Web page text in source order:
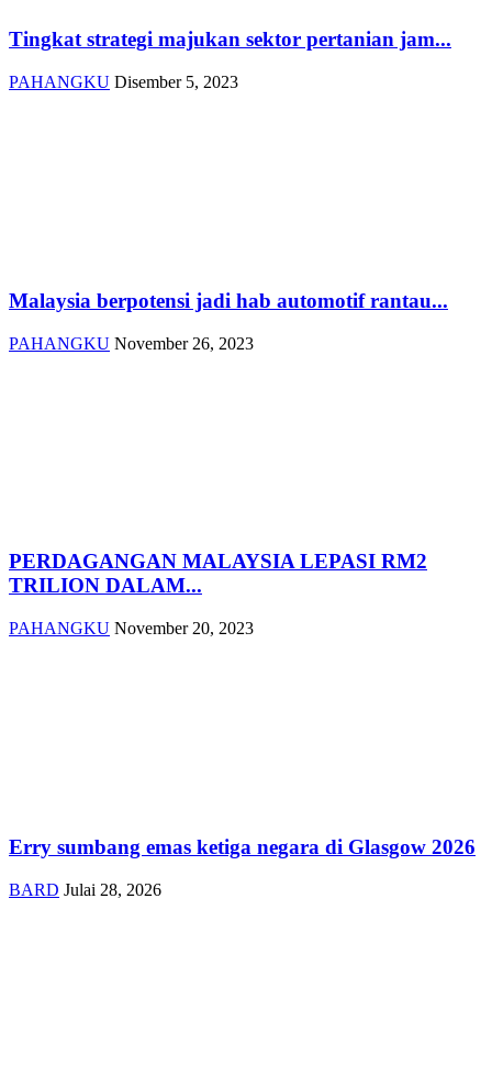
Tingkat strategi majukan sektor pertanian jam...
PAHANGKU Disember 5, 2023
Malaysia berpotensi jadi hab automotif rantau...
PAHANGKU November 26, 2023
PERDAGANGAN MALAYSIA LEPASI RM2
TRILION DALAM...
PAHANGKU November 20, 2023
Erry sumbang emas ketiga negara di Glasgow 2026
BARD Julai 28, 2026